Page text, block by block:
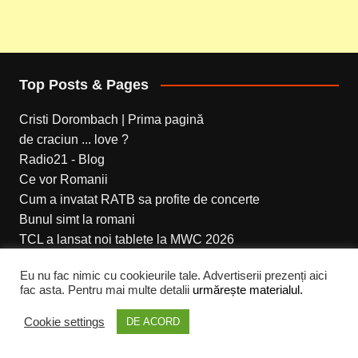
Top Posts & Pages
Cristi Dorombach | Prima pagină
de craciun ... love ?
Radio21 - Blog
Ce vor Romanii
Cum a invatat RATB sa profite de concerte
Bunul simt la romani
TCL a lansat noi tablete la MWC 2026
Coke Live Peninsula ziua 3
Eu nu fac nimic cu cookieurile tale. Advertiserii prezenți aici
fac asta. Pentru mai multe detalii urmărește materialul.
Cookie settings DE ACORD